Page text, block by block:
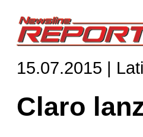
15.07.2015 |
Claro